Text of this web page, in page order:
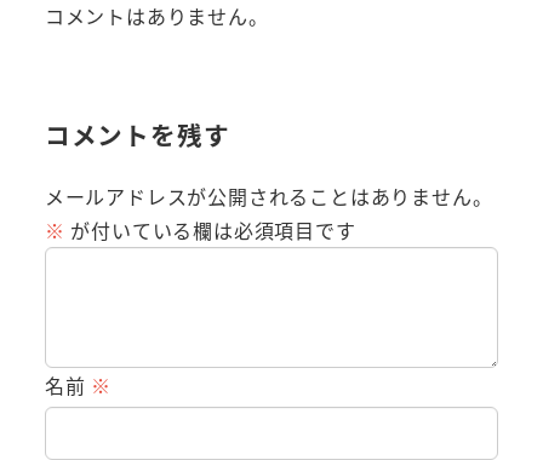
コメントはありません。
コメントを残す
メールアドレスが公開されることはありません。
※ が付いている欄は必須項目です
名前 ※